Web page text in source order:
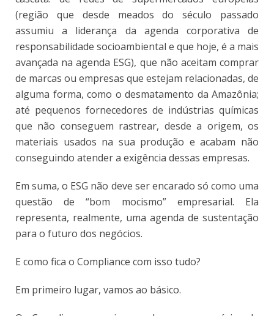
(região que desde meados do século passado
assumiu a liderança da agenda corporativa de
responsabilidade socioambiental e que hoje, é a mais
avançada na agenda ESG), que não aceitam comprar
de marcas ou empresas que estejam relacionadas, de
alguma forma, como o desmatamento da Amazônia;
até pequenos fornecedores de indústrias químicas
que não conseguem rastrear, desde a origem, os
materiais usados na sua produção e acabam não
conseguindo atender a exigência dessas empresas.
Em suma, o ESG não deve ser encarado só como uma
questão de “bom mocismo” empresarial. Ela
representa, realmente, uma agenda de sustentação
para o futuro dos negócios.
E como fica o Compliance com isso tudo?
Em primeiro lugar, vamos ao básico.